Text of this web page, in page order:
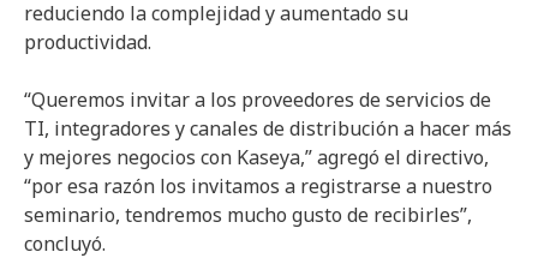
reduciendo la complejidad y aumentado su
productividad.
“Queremos invitar a los proveedores de servicios de
TI, integradores y canales de distribución a hacer más
y mejores negocios con Kaseya,” agregó el directivo,
“por esa razón los invitamos a registrarse a nuestro
seminario, tendremos mucho gusto de recibirles”,
concluyó.